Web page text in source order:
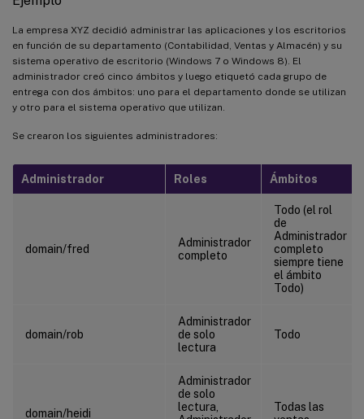
La empresa XYZ decidió administrar las aplicaciones y los escritorios
en función de su departamento (Contabilidad, Ventas y Almacén) y su
sistema operativo de escritorio (Windows 7 o Windows 8). El
administrador creó cinco ámbitos y luego etiquetó cada grupo de
entrega con dos ámbitos: uno para el departamento donde se utilizan
y otro para el sistema operativo que utilizan.
Se crearon los siguientes administradores:
Administrador Roles Ámbitos
domain/fred
Administrador
completo
Todo (el rol
de
Administrador
completo
siempre tiene
el ámbito
Todo)
domain/rob
Administrador
de solo
lectura
Todo
domain/heidi
Administrador
de solo
lectura,
Todas las